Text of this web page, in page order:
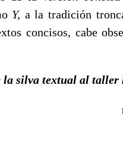
Y, a la tradición
concisos, cabe
la silva textual al